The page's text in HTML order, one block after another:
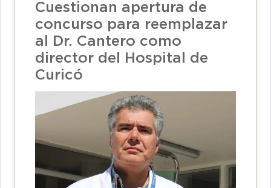
Cuestionan apertura de
concurso para reemplazar
al Dr. Cantero como
director del Hospital de
Curicó